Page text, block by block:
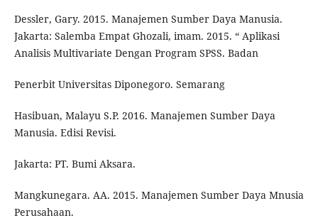
Dessler, Gary. 2015. Manajemen Sumber Daya Manusia.
Jakarta: Salemba Empat Ghozali, imam. 2015. “ Aplikasi
Analisis Multivariate Dengan Program SPSS. Badan
Penerbit Universitas Diponegoro. Semarang
Hasibuan, Malayu S.P. 2016. Manajemen Sumber Daya
Manusia. Edisi Revisi.
Jakarta: PT. Bumi Aksara.
Mangkunegara. AA. 2015. Manajemen Sumber Daya Mnusia
Perusahaan.